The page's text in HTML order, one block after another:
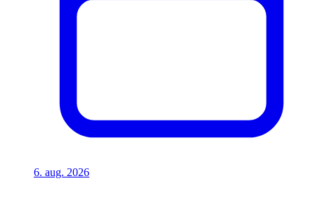
6. aug. 2026